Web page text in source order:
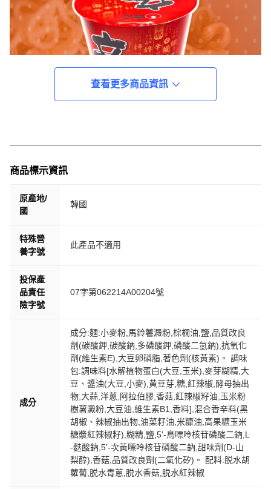
查看更多商品資訊
商品標示資訊
原產地/
國
韓國
特殊營
養字號
此產品不適用
投保產
品責任
險字號
07字第062214A00204號
成分
成分:麵:小麥粉,馬鈴薯澱粉,棕櫚油,鹽,品質改良
劑(碳酸鉀,碳酸鈉,多磷酸鉀,磷酸二氫鈉),抗氧化
劑(維生素E),大豆卵磷脂,著色劑(核黃素)。 調味
包:調味料[水解植物蛋白(大豆,玉米),麥芽糊精,大
豆、醬油(大豆,小麥),黄豆芽,糖,紅辣椒,酵母抽出
物,大蒜,洋蔥,阿拉伯膠,香菇,紅辣椒籽油,玉米粉
樹薯澱粉,大豆油,維生素B1,香料],混合香辛料(黑
胡椒、辣椒抽出物,油菜籽油,米糠油,高果糖玉米
糖漿紅辣椒籽),糊精,鹽,5'-鳥嘌呤核苷磷酸二鈉,L
-麩酸鈉,5’-次黃嘌呤核苷磷酸二鈉,甜味劑(D-山
梨醇),香菇,品質改良劑(二氧化矽)。 配料:脱水胡
蘿蔔,脱水青蔥,脱水香菇,脱水紅辣椒